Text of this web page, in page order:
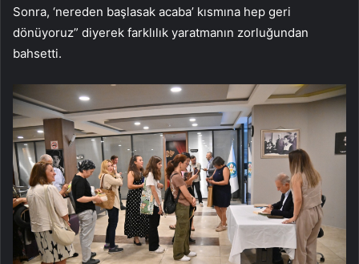
Sonra, ‘nereden başlasak acaba’ kısmına hep geri
dönüyoruz” diyerek farklılık yaratmanın zorluğundan
bahsetti.